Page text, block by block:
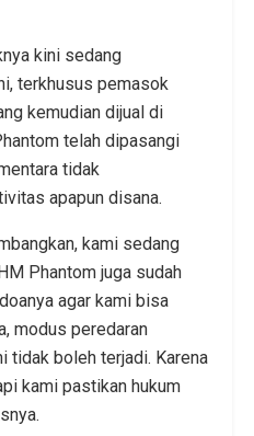
kini sedang
terkhusus pemasok
kemudian dijual di
telah dipasangi
tidak
apapun disana.
kami sedang
Phantom juga sudah
agar kami bisa
modus peredaran
tidak boleh terjadi. Karena
kami pastikan hukum